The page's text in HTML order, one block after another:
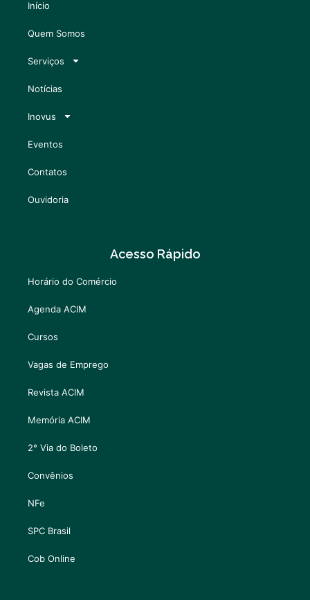
Início
Quem Somos
Serviços
Notícias
Inovus
Eventos
Contatos
Ouvidoria
Acesso Rápido
Horário do Comércio
Agenda ACIM
Cursos
Vagas de Emprego
Revista ACIM
Memória ACIM
2° Via do Boleto
Convênios
NFe
SPC Brasil
Cob Online